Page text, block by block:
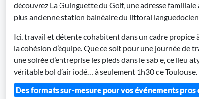
découvrez La Guinguette du Golf, une adresse familiale
plus ancienne station balnéaire du littoral languedocien
Ici, travail et détente cohabitent dans un cadre propice
la cohésion d’équipe. Que ce soit pour une journée de
une soirée d’entreprise les pieds dans le sable, ce lieu
véritable bol d’air iodé… à seulement 1h30 de Toulouse.
Des formats sur-mesure pour vos événements pros